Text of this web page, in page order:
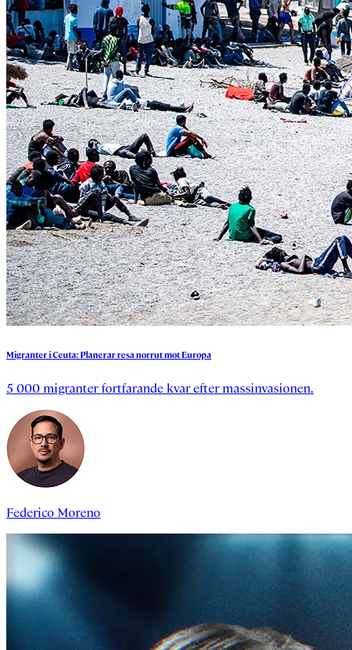
MigranteriCeuta:PlanerarresanorrutmotEuropa
5 000 migranter fortfarande kvar efter massinvasionen.
Federico Moreno